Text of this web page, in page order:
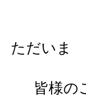
ただいま
皆様の